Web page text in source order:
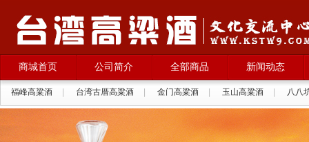
商城首页 公司简介 全部商品 新闻动态
福峰高粱酒 台湾古厝高粱酒 金门高粱酒 玉山高粱酒
八八
拉纳葡萄酒
|